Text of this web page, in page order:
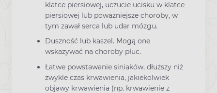
klatce piersiowej, uczucie ucisku w klatce
piersiowej lub poważniejsze choroby, w
tym zawał serca lub udar mózgu.
Duszność lub kaszel. Mogą one
wskazywać na choroby płuc.
Łatwe powstawanie siniaków, dłuższy niż
zwykle czas krwawienia, jakiekolwiek
objawy krwawienia (np. krwawienie z